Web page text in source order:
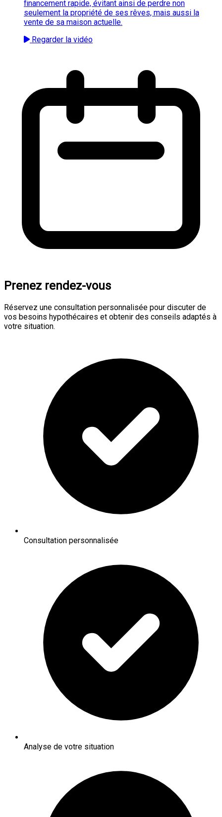
financement rapide, évitant ainsi de perdre non
seulement la propriété de ses rêves, mais aussi la
vente de sa maison actuelle.
Regarder la vidéo
Prenez rendez-vous
Réservez une consultation personnalisée pour discuter de
vos besoins hypothécaires et obtenir des conseils adaptés à
votre situation.
Consultation personnalisée
Analyse de votre situation